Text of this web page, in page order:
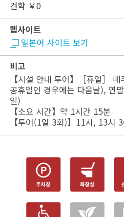
견학 ￥0
웹사이트
일본어 사이트 보기
비고
【시설 안내 투어】［휴일］
공휴일인 경우에는 다음날), 연
일)
【소요 시간】약 1시간 15분
【투어(1일 3회)】11시, 13시